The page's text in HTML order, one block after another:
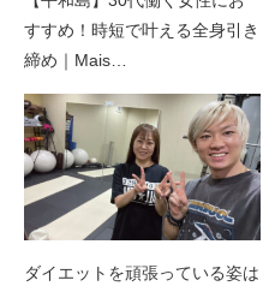
すすめ！時短で叶える全身引き
締め｜Mais…
ダイエットを頑張っている姿は